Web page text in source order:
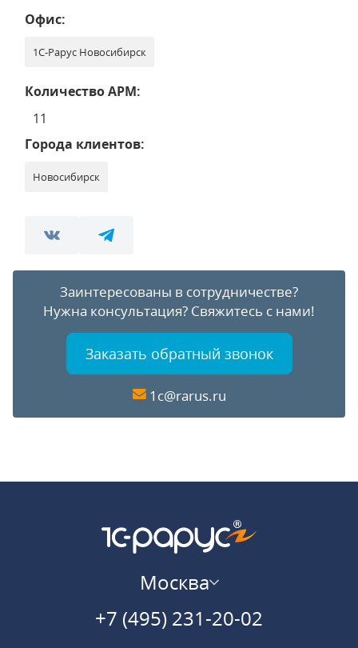
Офис:
1С-Рарус Новосибирск
Количество АРМ:
11
Города клиентов:
Новосибирск
Заинтересованы в сотрудничестве?
Нужна консультация? Свяжитесь с нами!
Заказать обратный звонок
1c@rarus.ru
Москва
+7 (495) 231-20-02